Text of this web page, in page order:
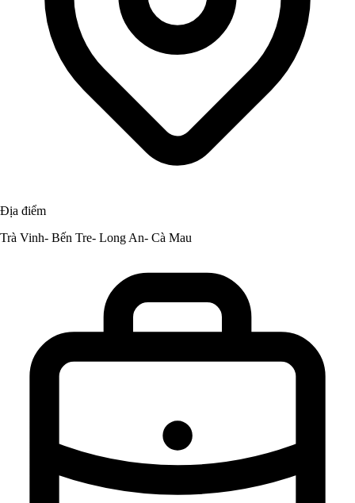
Địa điểm
Trà Vinh- Bến Tre- Long An- Cà Mau